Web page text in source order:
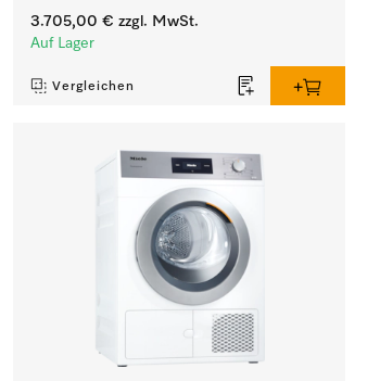
3.705,00 € zzgl. MwSt.
Auf Lager
Vergleichen